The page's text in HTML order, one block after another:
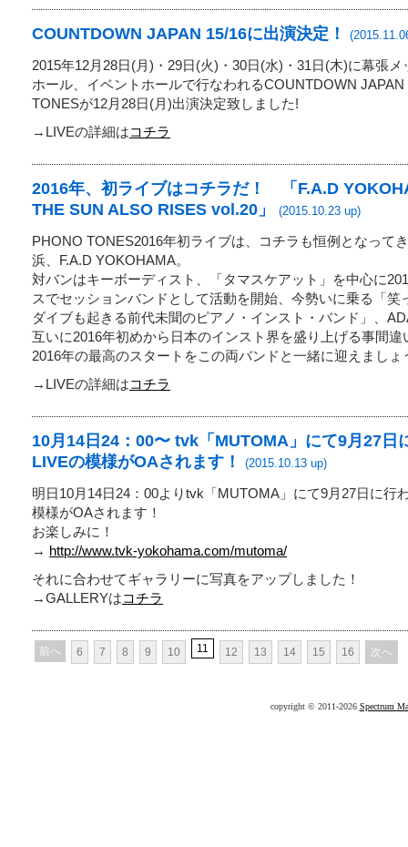
COUNTDOWN JAPAN 15/16に出演決定！
2015年12月28日(月)・29日(火)・30日(水)・31日(木)に幕張
ホール、イベントホールで行なわれるCOUNTDOWN
TONESが12月28日(月)出演決定致しました!
→LIVEの詳細はコチラ
2016年、初ライブはコチラだ！ 「F.A.D
THE SUN ALSO RISES vol.20」
(2015.10.23 up)
PHONO TONES2016年初ライブは、コチラも恒例となって
浜、F.A.D YOKOHAMA。
対バンはキーボーディスト、「タマスケアット」を中心に
スでセッションバンドとして活動を開始、今勢いに乗る「笑
ダイブも起きる前代未聞のピアノ・インスト・バンド」、
互いに2016年初めから日本のインスト界を盛り上げる事間違
2016年の最高のスタートをこの両バンドと一緒に迎えましょ
→LIVEの詳細はコチラ
10月14日24：00〜 tvk「MUTOMA」にて9月27日
LIVEの模様がOAされます！
(2015.10.13 up)
明日10月14日24：00よりtvk「MUTOMA」にて9月27日に行
模様がOAされます！
お楽しみに！
→ http://www.tvk-yokohama.com/mutoma/
それに合わせてギャラリーに写真をアップしました！
→GALLERYはコチラ
前へ 6 7 8 9 10 11 12 13 14 15 16 次へ
copyright © 2011-2026 Spectrum